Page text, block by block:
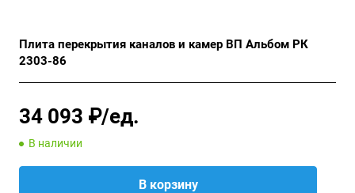
Плита перекрытия каналов и камер ВП Альбом РК
2303-86
34 093 ₽/ед.
В наличии
В корзину